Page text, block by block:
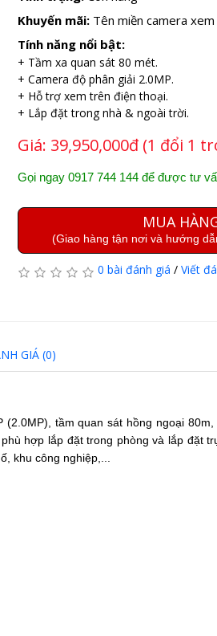
Khuyến mãi: Tên miền camera
Tính năng nổi bật:
+ Tầm xa quan sát 80 mét.
+ Camera độ phân giải 2.0MP.
+ Hỗ trợ xem trên điện thoại.
+ Lắp đặt trong nhà & ngoài trời.
Giá: 39,950,000đ (1 đổi 1
Gọi ngay 0917 744 144 để được tư
MUA
(Giao hàng tận nơi và hướng
0 bài đánh giá / Viết
GIÁ (0)
tầm quan sát hồng ngoại 80m,
hợp lắp đặt trong phòng và lắp đặt
khu công nghiệp,...